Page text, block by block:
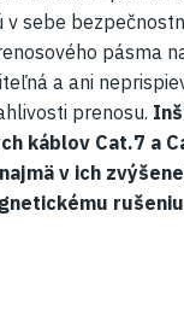
v sebe
pásma
a ani
prenosu.
káblov Cat.7 a
v ich